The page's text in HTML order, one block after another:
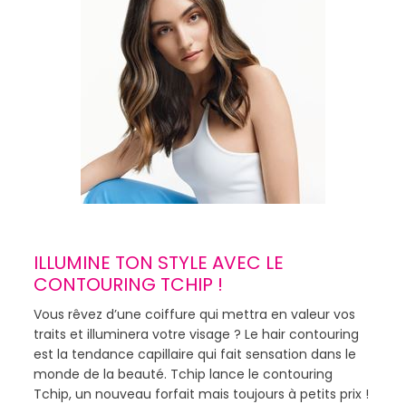
ILLUMINE TON STYLE AVEC LE
CONTOURING TCHIP !
Vous rêvez d’une coiffure qui mettra en valeur vos
traits et illuminera votre visage ? Le hair contouring
est la tendance capillaire qui fait sensation dans le
monde de la beauté. Tchip lance le contouring
Tchip, un nouveau forfait mais toujours à petits prix !